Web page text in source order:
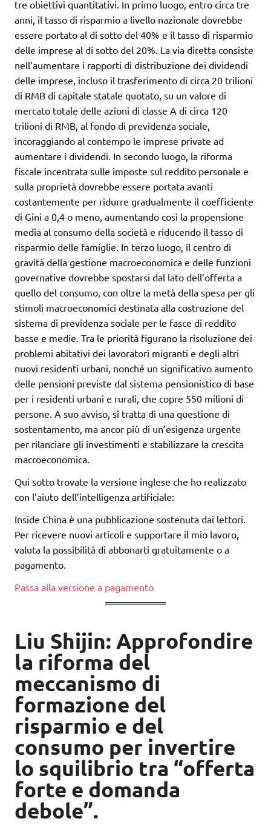
tre obiettivi quantitativi. In primo luogo, entro circa tre
anni, il tasso di risparmio a livello nazionale dovrebbe
essere portato al di sotto del 40% e il tasso di risparmio
delle imprese al di sotto del 20%. La via diretta consiste
nell’aumentare i rapporti di distribuzione dei dividendi
delle imprese, incluso il trasferimento di circa 20 trilioni
di RMB di capitale statale quotato, su un valore di
mercato totale delle azioni di classe A di circa 120
trilioni di RMB, al fondo di previdenza sociale,
incoraggiando al contempo le imprese private ad
aumentare i dividendi. In secondo luogo, la riforma
fiscale incentrata sulle imposte sul reddito personale e
sulla proprietà dovrebbe essere portata avanti
costantemente per ridurre gradualmente il coefficiente
di Gini a 0,4 o meno, aumentando così la propensione
media al consumo della società e riducendo il tasso di
risparmio delle famiglie. In terzo luogo, il centro di
gravità della gestione macroeconomica e delle funzioni
governative dovrebbe spostarsi dal lato dell’offerta a
quello del consumo, con oltre la metà della spesa per gli
stimoli macroeconomici destinata alla costruzione del
sistema di previdenza sociale per le fasce di reddito
basse e medie. Tra le priorità figurano la risoluzione dei
problemi abitativi dei lavoratori migranti e degli altri
nuovi residenti urbani, nonché un significativo aumento
delle pensioni previste dal sistema pensionistico di base
per i residenti urbani e rurali, che copre 550 milioni di
persone. A suo avviso, si tratta di una questione di
sostentamento, ma ancor più di un’esigenza urgente
per rilanciare gli investimenti e stabilizzare la crescita
macroeconomica.
Qui sotto trovate la versione inglese che ho realizzato
con l’aiuto dell’intelligenza artificiale:
Inside China è una pubblicazione sostenuta dai lettori.
Per ricevere nuovi articoli e supportare il mio lavoro,
valuta la possibilità di abbonarti gratuitamente o a
pagamento.
Passa alla versione a pagamento
Liu Shijin: Approfondire
la riforma del
meccanismo di
formazione del
risparmio e del
consumo per invertire
lo squilibrio tra “offerta
forte e domanda
debole”.